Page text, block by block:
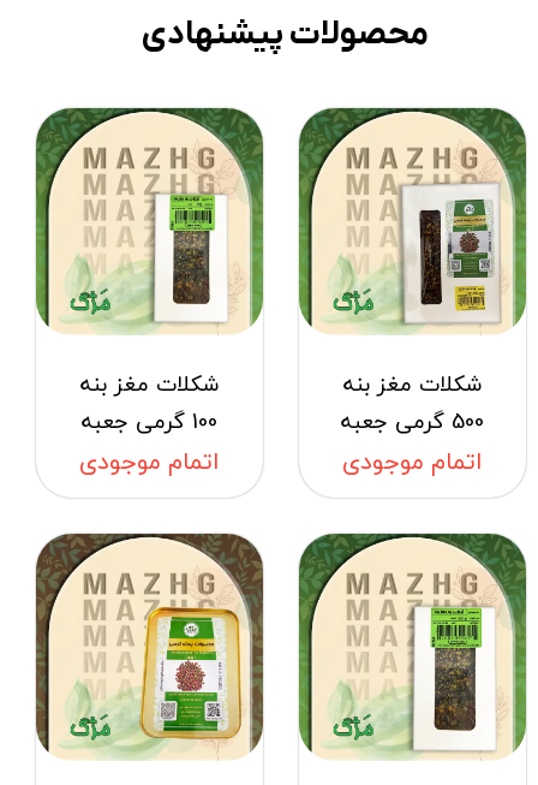
شکلات مغز بنه
500 گرمی جعبه
اتمام موجودی
شکلات مغز بنه
100 گرمی جعبه
اتمام موجودی
محصولات پیشنهادی